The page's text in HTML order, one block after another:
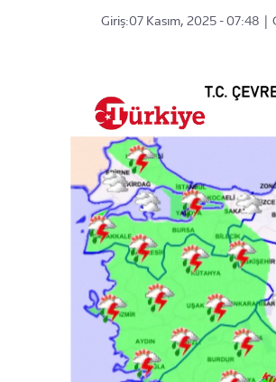
Giriş:07 Kasım, 2025 - 07:48